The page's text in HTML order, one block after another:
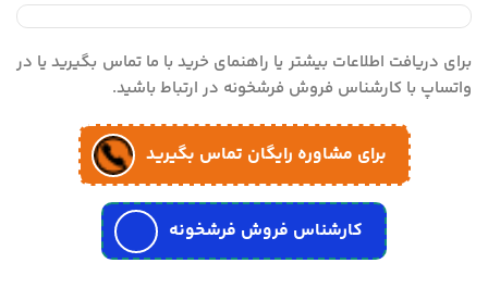
برای دریافت اطلاعات بیشتر یا راهنمای خرید با ما تماس بگیرید یا در
واتساپ با کارشناس فروش فرشخونه در ارتباط باشید.
برای مشاوره رایگان تماس بگیرید
کارشناس فروش فرشخونه